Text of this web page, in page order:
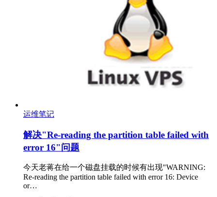
运维笔记
解决"Re-reading the partition table failed with
error 16"问题
今天老蒋在给一个磁盘挂载的时候有出现"WARNING:
Re-reading the partition table failed with error 16: Device
or…